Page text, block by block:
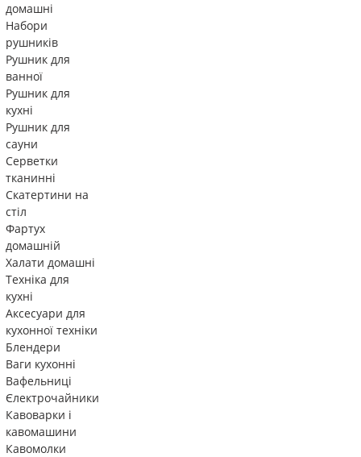
домашні
Набори
рушників
Рушник для
ванної
Рушник для
кухні
Рушник для
сауни
Серветки
тканинні
Скатертини на
стіл
Фартух
домашній
Халати домашні
Техніка для
кухні
Аксесуари для
кухонної техніки
Блендери
Ваги кухонні
Вафельниці
Єлектрочайники
Кавоварки і
кавомашини
Кавомолки